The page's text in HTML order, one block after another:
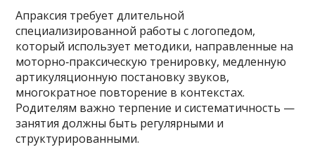
Апраксия требует длительной
специализированной работы с логопедом,
который использует методики, направленные на
моторно‑праксическую тренировку, медленную
артикуляционную постановку звуков,
многократное повторение в контекстах.
Родителям важно терпение и систематичность —
занятия должны быть регулярными и
структурированными.